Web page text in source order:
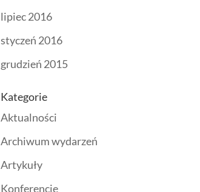
lipiec 2016
styczeń 2016
grudzień 2015
Kategorie
Aktualności
Archiwum wydarzeń
Artykuły
Konferencje